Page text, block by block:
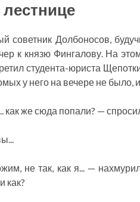
советник Долбоносов,
к князю Фингалову. На
студента-юриста
у него на вечере не было,
как же сюда попали? —
не так, как я... —
как?